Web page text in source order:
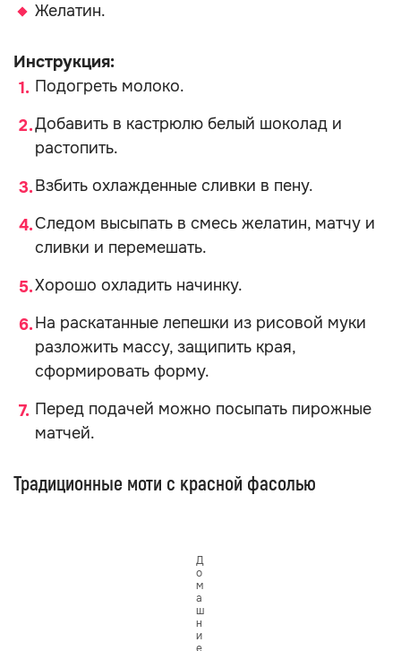
Желатин.
Инструкция:
Подогреть молоко.
Добавить в кастрюлю белый шоколад и
растопить.
Взбить охлажденные сливки в пену.
Следом высыпать в смесь желатин, матчу и
сливки и перемешать.
Хорошо охладить начинку.
На раскатанные лепешки из рисовой муки
разложить массу, защипить края,
сформировать форму.
Перед подачей можно посыпать пирожные
матчей.
Традиционные моти с красной фасолью
Д
о
м
а
ш
н
и